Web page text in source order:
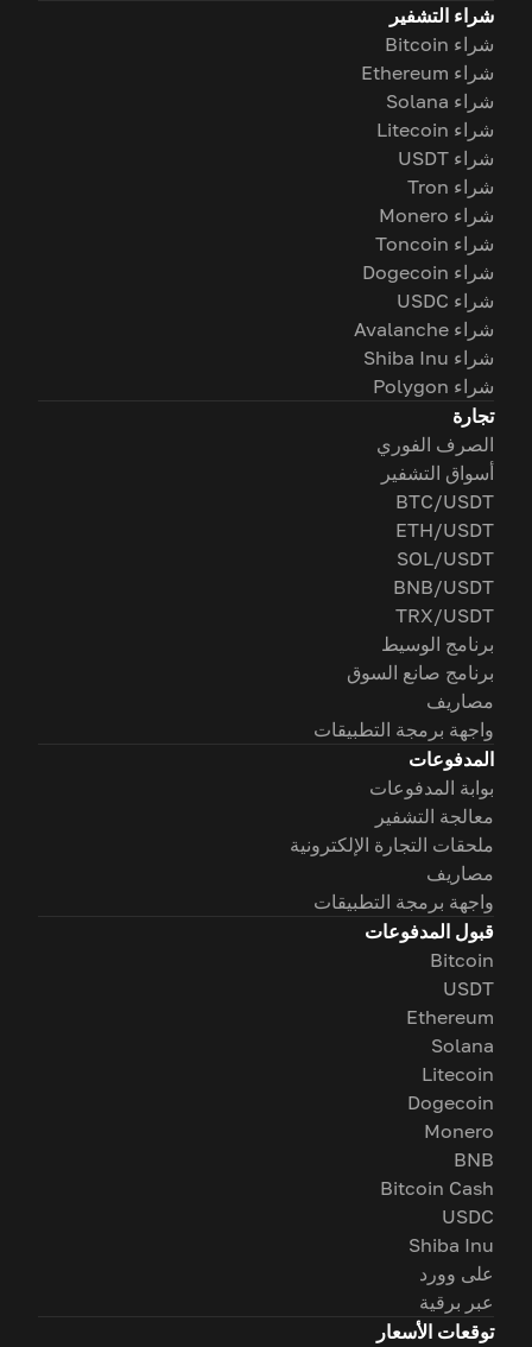
شراء التشفير
شراء Bitcoin
شراء Ethereum
شراء Solana
شراء Litecoin
شراء USDT
شراء Tron
شراء Monero
شراء Toncoin
شراء Dogecoin
شراء USDC
شراء Avalanche
شراء Shiba Inu
شراء Polygon
تجارة
الصرف الفوري
أسواق التشفير
BTC/USDT
ETH/USDT
SOL/USDT
BNB/USDT
TRX/USDT
برنامج الوسيط
برنامج صانع السوق
مصاريف
واجهة برمجة التطبيقات
المدفوعات
بوابة المدفوعات
معالجة التشفير
ملحقات التجارة الإلكترونية
مصاريف
واجهة برمجة التطبيقات
قبول المدفوعات
Bitcoin
USDT
Ethereum
Solana
Litecoin
Dogecoin
Monero
BNB
Bitcoin Cash
USDC
Shiba Inu
على وورد
عبر برقية
توقعات الأسعار